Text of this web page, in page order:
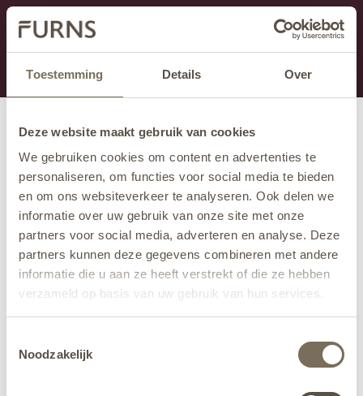
Toestemming Details Over
Deze website maakt gebruik van cookies
We gebruiken cookies om content en advertenties te
personaliseren, om functies voor social media te bieden
en om ons websiteverkeer te analyseren. Ook delen we
informatie over uw gebruik van onze site met onze
partners voor social media, adverteren en analyse. Deze
partners kunnen deze gegevens combineren met andere
informatie die u aan ze heeft verstrekt of die ze hebben
verzameld op basis van uw gebruik van hun services.
jehier.
Noodzakelijk
Dit onderdeel is momenteel in onderhoud.
Als je informatie mist kun je ons bellen +31 413 274
168 of mailen
info@furns.com